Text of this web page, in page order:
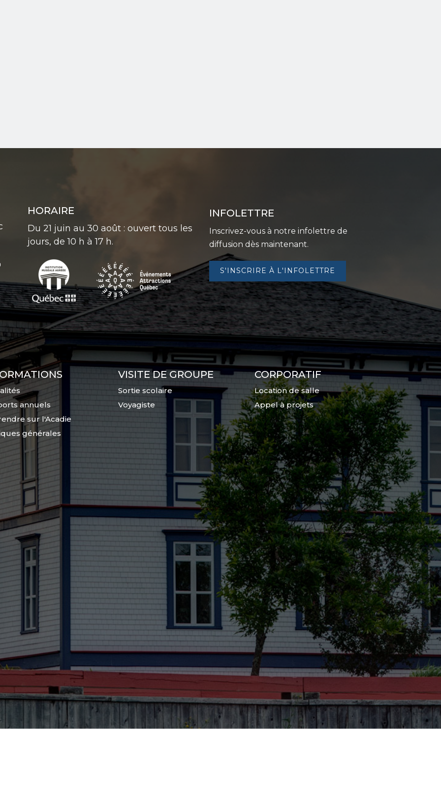
HORAIRE
Du 21 juin au 30 août : ouvert tous les
jours, de 10 h à 17 h.
INFOLETTRE
Inscrivez-vous à notre infolettre de
diffusion dès maintenant.
S'INSCRIRE À L'INFOLETTRE
annuels
sur l'Acadie
générales
VISITE DE GROUPE
Sortie scolaire
Voyagiste
CORPORATIF
Location de salle
Appel à projets